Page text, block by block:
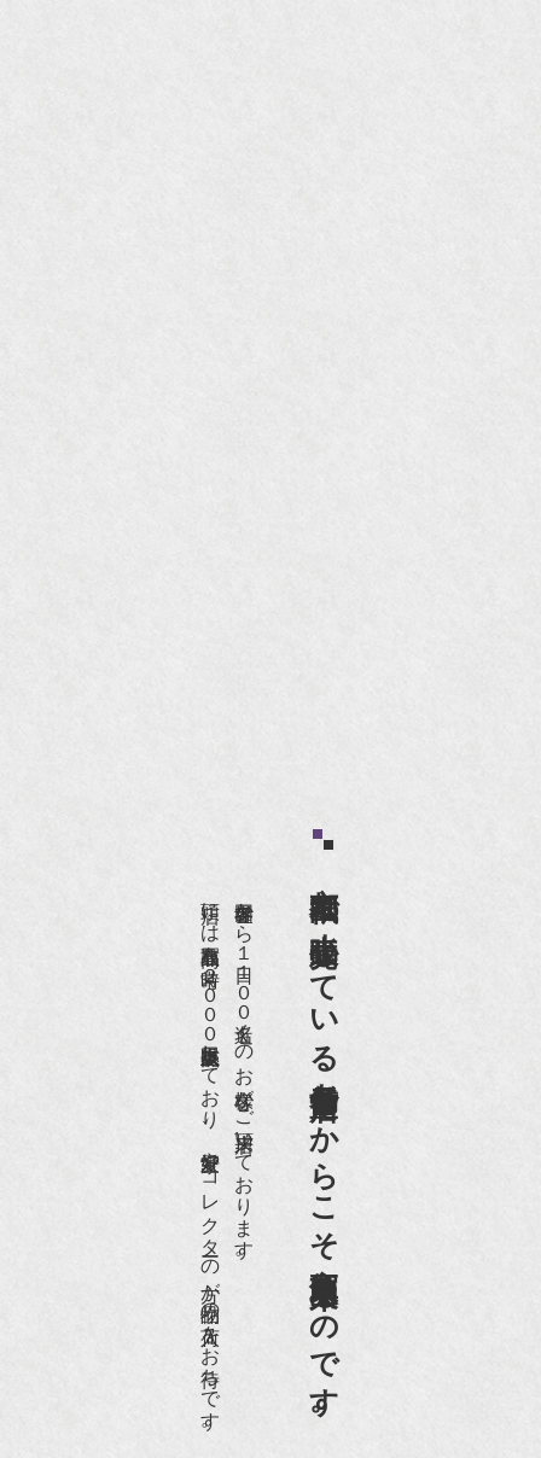
京都祇園で小売販売している
老舗骨董店だからこそ高価買取出来るのです。
世界各国から１日１００名近くのお客様がご来店頂いております。
店頭には買取商品を常時２０００点以上展示販売しており、
愛好家やコレクターの方が品物の入荷をお待ちです。